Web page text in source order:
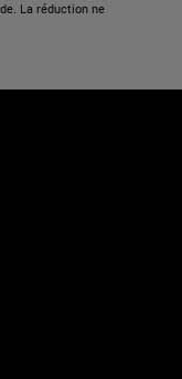
La réduction ne